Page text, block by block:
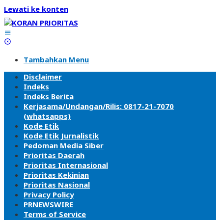
Lewati ke konten
Tambahkan Menu
Disclaimer
Indeks
Indeks Berita
Kerjasama/Undangan/Rilis: 0817-21-7070
(whatsapps)
Kode Etik
Kode Etik Jurnalistik
Pedoman Media Siber
Prioritas Daerah
Prioritas Internasional
Prioritas Kekinian
Prioritas Nasional
Privacy Policy
PRNEWSWIRE
Terms of Service